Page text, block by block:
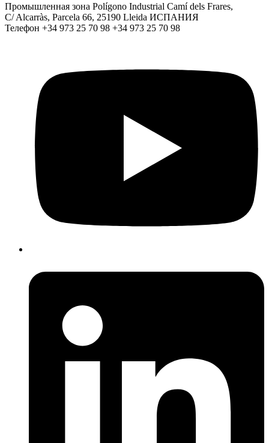
Промышленная зона Polígono Industrial Camí dels Frares,
C/ Alcarràs, Parcela 66, 25190 Lleida ИСПАНИЯ
Телефон +34 973 25 70 98 +34 973 25 70 98